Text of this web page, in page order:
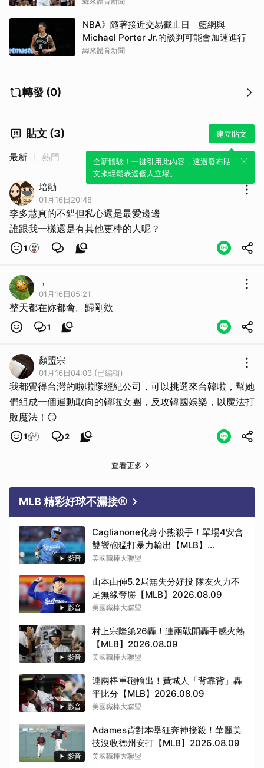
NBA》隨著接近交易截止日 籃網與
Michael Porter Jr.的談判可能會加速進行
緯來體育新聞
轉發 (0)
貼文 (3) 建立貼文
全新體驗！一鍵引用此內容，透過發布貼
文來輕鬆表達個人立場。
最新 熱門
培勛
01月16日20:48
李多慧真的不錯但私心還是最愛邊邊
誰跟我一樣還是有其他更棒的人呢？
1
，
01月16日05:21
整天都在妳都會。歸剛欸
1
顏盟宗
01月16日04:03 (已編輯)
我都覺得台灣的啦啦隊經紀公司，可以挑選來台韓啦，幫她
們組成一個運動取向的韓啦女團，反攻韓國娛樂，以魔法打
敗魔法！😏
1 2
查看更多
MLB 精彩好球不漏接⚾
影音
Caglianone化身小熊殺手！單場4安含
雙響砲猛打暴力輸出【MLB】
2026.08.09
美國職棒大聯盟
影音
山本由伸5.2局無失分好投 隊友火力不
足無緣奪勝【MLB】2026.08.09
美國職棒大聯盟
影音
村上宗隆第26轟！連兩戰開轟手感火熱
【MLB】2026.08.09
美國職棒大聯盟
影音
連兩棒重砲輸出！費城人「背靠背」轟
平比分【MLB】2026.08.09
美國職棒大聯盟
影音
Adames背對本壘狂奔神接殺！華麗美
技沒收德州安打【MLB】2026.08.09
美國職棒大聯盟